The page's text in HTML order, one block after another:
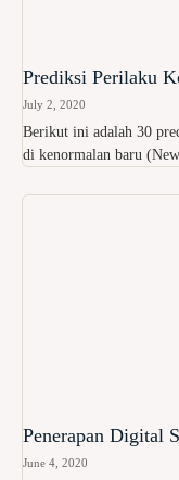
Prediksi Perilaku
July 2, 2020
Berikut ini adalah 30
di kenormalan baru
Penerapan Digital
June 4, 2020